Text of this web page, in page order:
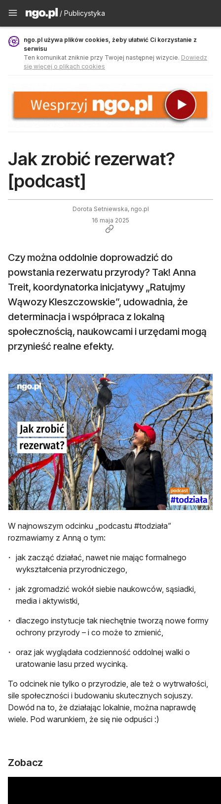
Publicystyka - ngo.pl
/ Publicystyka
ngo.pl używa plików cookies, żeby ułatwić Ci korzystanie z
serwisu
Ten komunikat zniknie przy Twojej następnej wizycie. Dowiedz
się więcej o plikach cookies
Jak zrobić rezerwat?
[podcast]
Dorota Setniewska, ngo.pl
16 maja 2025
Czy można oddolnie doprowadzić do
powstania rezerwatu przyrody? Tak! Anna
Treit, koordynatorka inicjatywy „Ratujmy
Wąwozy Kleszczowskie”, udowadnia, że
determinacja i współpraca z lokalną
społecznością, naukowcami i urzędami mogą
przynieść realne efekty.
W najnowszym odcinku „podcastu #todziała”
rozmawiamy z Anną o tym:
jak zacząć działać, nawet nie mając formalnego
wykształcenia przyrodniczego,
jak zgromadzić wokół siebie naukowców, sąsiadki,
media i aktywistki,
dlaczego instytucje tak niechętnie tworzą nowe formy
ochrony przyrody – i co może to zmienić,
oraz jak wyglądała codzienność oddolnej walki o
uratowanie lasu przed wycinką.
To odcinek nie tylko o przyrodzie, ale też o wytrwałości,
sile społeczności i budowaniu skutecznych sojuszy.
Dowód na to, że działając lokalnie, można naprawdę
wiele. Pod warunkiem, że się nie odpuści :)
Zobacz